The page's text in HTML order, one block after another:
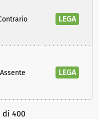
LEGA
Assente LEGA
di 400